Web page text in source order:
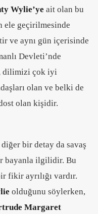
Wylie’ye ait olan bu
ele geçirilmesinde
ve aynı gün içerisinde
Devleti’nde
dilimizi çok iyi
olan ve belki de
olan kişidir.
bir detay da savaş
bayanla ilgilidir. Bu
fikir ayrılığı vardır.
olduğunu söylerken,
Margaret